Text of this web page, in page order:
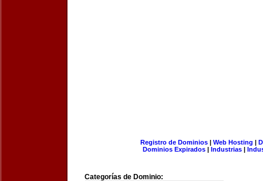
Registro de Dominios| Web Hosting |
Dominios Expirados | Industrias |
Categorías de Dominio: